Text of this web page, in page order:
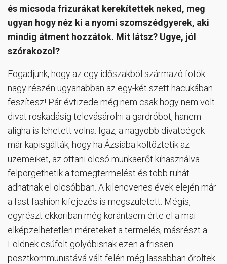
és micsoda frizurákat kerekítettek neked, meg
ugyan hogy néz ki a nyomi szomszédgyerek, aki
mindig átment hozzátok. Mit látsz? Ugye, jól
szórakozol?
Fogadjunk, hogy az egy időszakból származó fotók
nagy részén ugyanabban az egy-két szett hacukában
feszítesz! Pár évtizede még nem csak hogy nem volt
divat roskadásig televásárolni a gardróbot, hanem
aligha is lehetett volna. Igaz, a nagyobb divatcégek
már kapisgálták, hogy ha Ázsiába költöztetik az
üzemeiket, az ottani olcsó munkaerőt kihasználva
felpörgethetik a tömegtermelést és több ruhát
adhatnak el olcsóbban. A kilencvenes évek elején már
a fast fashion kifejezés is megszületett. Mégis,
egyrészt ekkoriban még korántsem érte el a mai
elképzelhetetlen méreteket a termelés, másrészt a
Földnek csúfolt golyóbisnak ezen a frissen
posztkommunistává vált felén még lassabban őröltek